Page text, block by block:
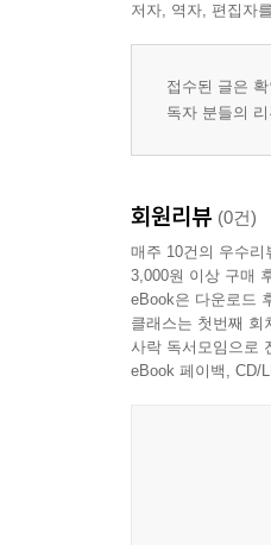
저자, 역자, 편집자
접수된 글은
독자 분들의
회원리뷰 (0건)
매주 10건의 우수
3,000원 이상 구매
eBook은 다운로드
클래스는 첫번째 회
사락 독서모임으로
eBook 페이백, CD/